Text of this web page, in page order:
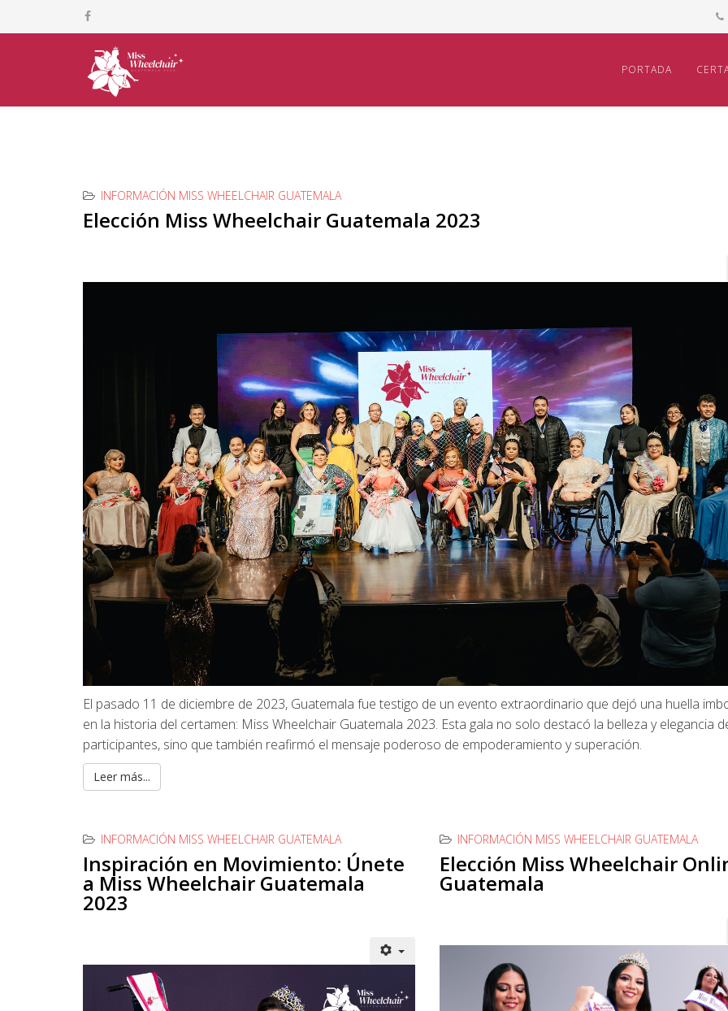
PORTADA
INFORMACIÓN MISS WHEELCHAIR GUATEMALA
Elección Miss Wheelchair Guatemala 2023
El pasado 11 de diciembre de 2023, Guatemala fue testigo de un evento extraordinario que dejó una huella
en la historia del certamen: Miss Wheelchair Guatemala 2023. Esta gala no solo destacó la belleza y elegancia
participantes, sino que también reafirmó el mensaje poderoso de empoderamiento y superación.
Leer más...
INFORMACIÓN MISS WHEELCHAIR GUATEMALA
Inspiración en Movimiento: Únete
a Miss Wheelchair Guatemala
2023
INFORMACIÓN MISS WHEELCHAIR GUATEMALA
Elección Miss Wheelchair
Guatemala